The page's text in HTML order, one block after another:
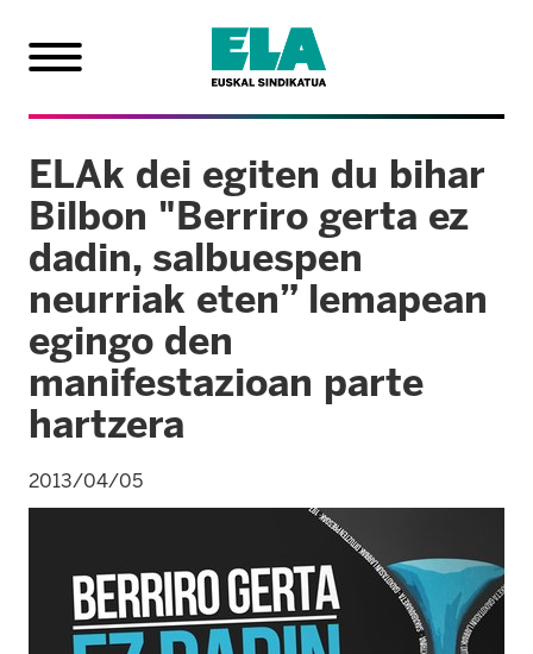
ELAk dei egiten du bihar
Bilbon "Berriro gerta ez
dadin, salbuespen
neurriak eten” lemapean
egingo den
manifestazioan parte
hartzera
2013/04/05